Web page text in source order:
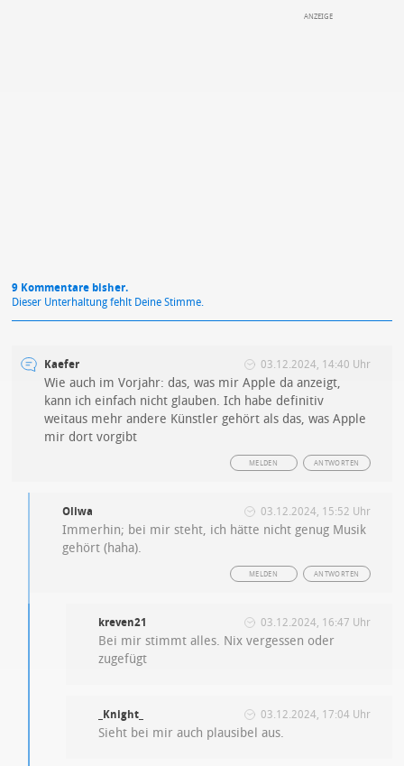
9 Kommentare bisher.
Dieser Unterhaltung fehlt Deine Stimme.
Kaefer 03.12.2024, 14:40 Uhr
Wie auch im Vorjahr: das, was mir Apple da anzeigt,
kann ich einfach nicht glauben. Ich habe definitiv
weitaus mehr andere Künstler gehört als das, was Apple
mir dort vorgibt
ANTWORTEN
MELDEN
Oliwa 03.12.2024, 15:52 Uhr
Immerhin; bei mir steht, ich hätte nicht genug Musik
gehört (haha).
ANTWORTEN
MELDEN
kreven21 03.12.2024, 16:47 Uhr
Bei mir stimmt alles. Nix vergessen oder
zugefügt
_Knight_ 03.12.2024, 17:04 Uhr
Sieht bei mir auch plausibel aus.